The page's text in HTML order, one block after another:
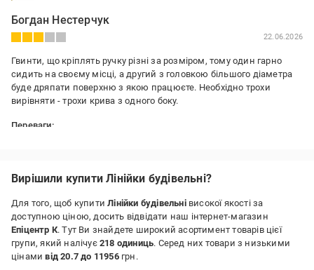
Богдан Нестерчук
22.06.2026
Гвинти, що кріплять ручку різні за розміром, тому один гарно
сидить на своєму місці, а другий з головкою більшого діаметра
буде дряпати поверхню з якою працюєте. Необхідно трохи
вирівняти - трохи крива з одного боку.
Переваги:
Гвинти, що кріплять ручку різні за розміром, тому один гарно
буде дряпати поверхню з якою працюєте. Необхідно трохи
вирівняти - трохи крива з одного боку.
Вирішили купити Лінійки будівельні?
Для того, щоб купитиЛінійки будівельні високої якості за
доступною ціною, досить відвідати наш інтернет-магазин
Епіцентр К. Тут Ви знайдете широкий асортимент товарів цієї
групи, який налічує 218 одиниць. Серед них товари з низькими
цінамивід 20.7 до 11956грн.